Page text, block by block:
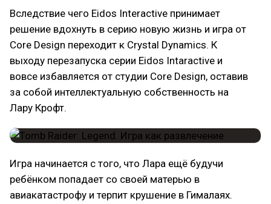
Вследствие чего Eidos Interactive принимает
решение вдохнуть в серию новую жизнь и игра от
Core Design переходит к Crystal Dynamics. К
выходу перезапуска серии Eidos Intaractive и
вовсе избавляется от студии Core Design, оставив
за собой интеллектуальную собственность на
Лару Крофт.
Игра начинается с того, что Лара ещё будучи
ребёнком попадает со своей матерью в
авиакатастрофу и терпит крушение в Гималаях.